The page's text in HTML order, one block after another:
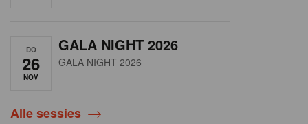
DO
26
NOV
GALA NIGHT 2026
GALA NIGHT 2026
Alle sessies